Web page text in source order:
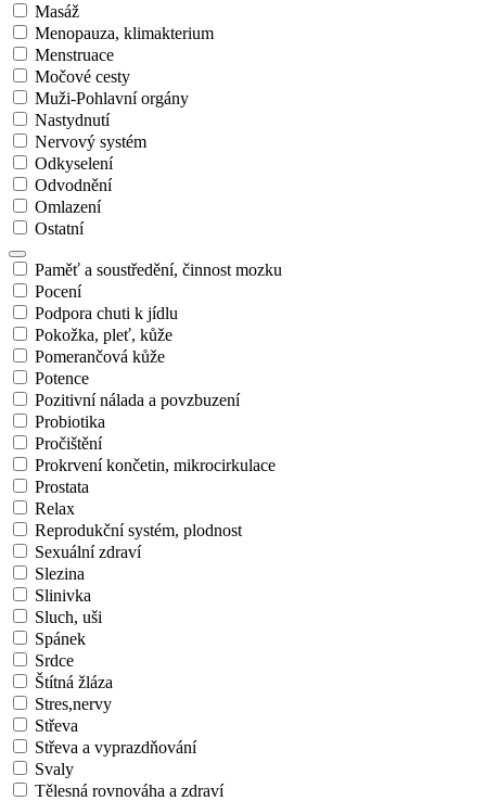
Masáž
Menopauza, klimakterium
Menstruace
Močové cesty
Muži-Pohlavní orgány
Nastydnutí
Nervový systém
Odkyselení
Odvodnění
Omlazení
Ostatní
Paměť a soustředění, činnost mozku
Pocení
Podpora chuti k jídlu
Pokožka, pleť, kůže
Pomerančová kůže
Potence
Pozitivní nálada a povzbuzení
Probiotika
Pročištění
Prokrvení končetin, mikrocirkulace
Prostata
Relax
Reprodukční systém, plodnost
Sexuální zdraví
Slezina
Slinivka
Sluch, uši
Spánek
Srdce
Štítná žláza
Stres,nervy
Střeva
Střeva a vyprazdňování
Svaly
Tělesná rovnováha a zdraví